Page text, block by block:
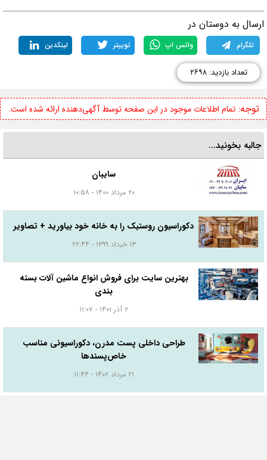
به دوستان در
تلگرام واتس اپ توییتر لینکدین
تعداد بازدید: ۲۶۹۸
توجه:تمام اطلاعات موجود در این صفحه توسط آگهی‌دهنده ارائه شده است.
جالبه بخونید...
سایبان
۲۰ مرداد ۱۴۰۰ - ۱۰:۵۸
دکوراسیون روستیک را به خانه خود بیاورید + تصاویر
۱۳ خرداد ۱۳۹۹ - ۲۲:۴۴
بهترین سایت برای فروش انواع ماشین آلات بسته
بندی
طراحی داخلی پست مدرن، دکوراسیونی مناسب
خاص‌پسندها